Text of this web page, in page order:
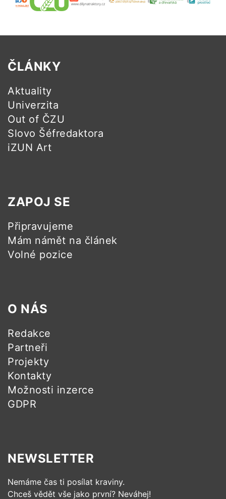
ČLÁNKY
Aktuality
Univerzita
Out of ČZU
Slovo Šéfredaktora
iZUN Art
ZAPOJ SE
Připravujeme
Mám námět na článek
Volné pozice
O NÁS
Redakce
Partneři
Projekty
Kontakty
Možnosti inzerce
GDPR
NEWSLETTER
Nemáme čas ti posílat kraviny.
Chceš vědět vše jako první? Neváhej!